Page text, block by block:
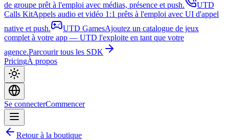
de groupe prêt à l'emploi avec médias, présence et push.
UTD
Calls KitAppels audio et vidéo 1:1 prêts à l'emploi avec UI d'appel
native et push.
UTD GamesAjoutez un catalogue de jeux
complet à votre app — UTD l'exploite en tant que votre
agence.Parcourir tous les SDK
PricingÀ propos
Se connecterCommencer
Retour à la boutique